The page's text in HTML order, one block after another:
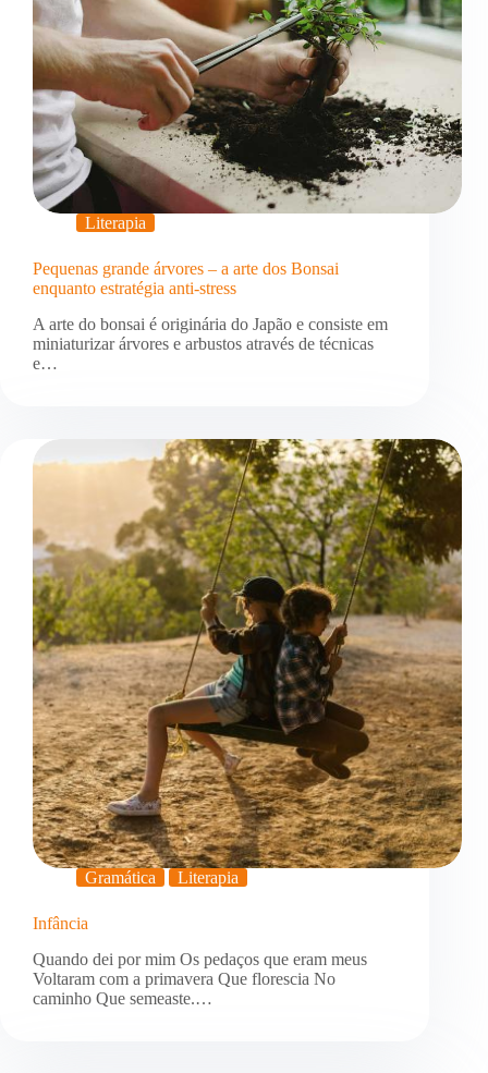
Literapia
Pequenas grande árvores – a arte dos Bonsai
enquanto estratégia anti-stress
A arte do bonsai é originária do Japão e consiste em
miniaturizar árvores e arbustos através de técnicas
e…
Gramática Literapia
Infância
Quando dei por mim Os pedaços que eram meus
Voltaram com a primavera Que florescia No
caminho Que semeaste.…